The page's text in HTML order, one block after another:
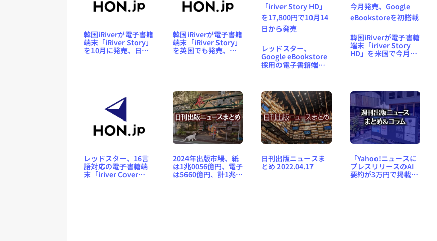
韓国iRiverが電子書籍
端末「iRiver Story」
を10月に発売、日本
韓国iRiverが電子書籍
端末「iRiver Story」
を英国でも発売、価
レッドスター、
Google eBookstore
採用の電子書籍端末
日から発売
韓国iRiverが電子書籍
端末「iriver Story
HD」を米国で今月発
レッドスター、16言
語対応の電子書籍端
末「iriver Cover
2024年出版市場、紙
は1兆0056億円、電子
は5660億円、計1兆
日刊出版ニュースま
とめ 2022.04.17
「Yahoo!ニュースに
プレスリリースのAI
要約が3万円で掲載さ